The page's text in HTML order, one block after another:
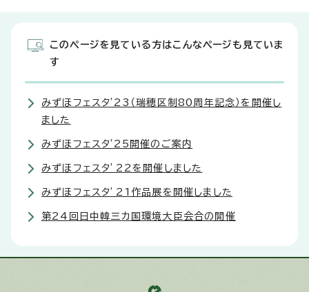
このページを見ている方はこんなページも見ていま
す
みずほフェスタ'23（瑞穂区制80周年記念）を開催し
ました
みずほフェスタ'25開催のご案内
みずほフェスタ’22を開催しました
みずほフェスタ’21作品展を開催しました
第24回日中韓三カ国環境大臣会合の開催